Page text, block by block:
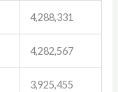
4,288,331
4,282,567
3,925,455